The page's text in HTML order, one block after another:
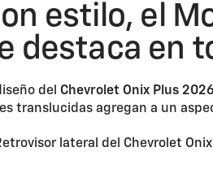
estilo, el
destaca en
del Chevrolet Onix Plus 2026
translucidas agregan a un